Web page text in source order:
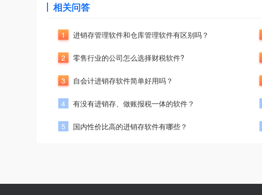
相关问答
1 进销存管理软件和仓库管理软件有区别吗？
2 零售行业的公司怎么选择财税软件?
3 自会计进销存软件简单好用吗？
4 有没有进销存、做账报税一体的软件？
5 国内性价比高的进销存软件有哪些？